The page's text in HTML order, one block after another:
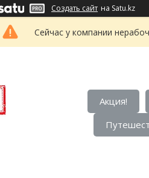
Создать сайт на Satu.kz
Сейчас у компании
Акция!